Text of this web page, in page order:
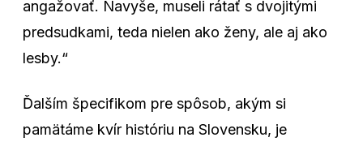
angažovať. Navyše, museli rátať s dvojitými
predsudkami, teda nielen ako ženy, ale aj ako
lesby.“
Ďalším špecifikom pre spôsob, akým si
pamätáme kvír históriu na Slovensku, je